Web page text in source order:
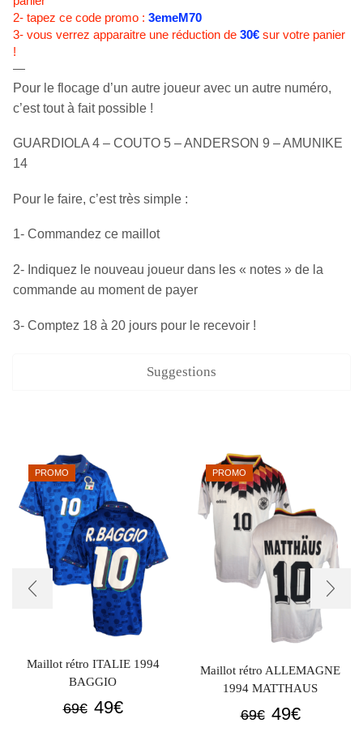
2- tapez ce code promo : 3emeM70
3- vous verrez apparaitre une réduction de 30€ sur votre panier
!
—
Pour le flocage d’un autre joueur avec un autre numéro,
c’est tout à fait possible !
GUARDIOLA 4 – COUTO 5 – ANDERSON 9 – AMUNIKE
14
Pour le faire, c’est très simple :
1- Commandez ce maillot
2- Indiquez le nouveau joueur dans les « notes » de la
commande au moment de payer
3- Comptez 18 à 20 jours pour le recevoir !
Suggestions
PROMO
Maillot rétro ITALIE 1994
BAGGIO
69€ Le
49€Le
PROMO
Maillot rétro ALLEMAGNE
1994 MATTHAUS
69€ Le
49€Le